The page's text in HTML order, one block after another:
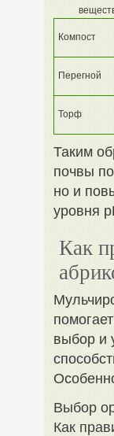
Компост
Перегной
Торф
Таким
почвы
но и
уровня
Как
выбор и
Выбор
Как